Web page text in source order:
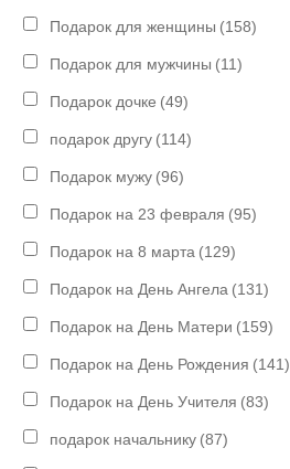
Подарок для женщины (158)
Подарок для мужчины (11)
Подарок дочке (49)
подарок другу (114)
Подарок мужу (96)
Подарок на 23 февраля (95)
Подарок на 8 марта (129)
Подарок на День Ангела (131)
Подарок на День Матери (159)
Подарок на День Рождения (141)
Подарок на День Учителя (83)
подарок начальнику (87)